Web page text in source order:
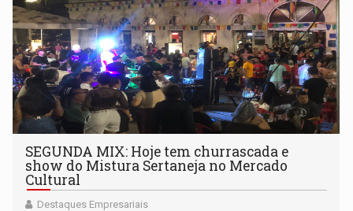
SEGUNDA MIX: Hoje tem churrascada e
show do Mistura Sertaneja no Mercado
Cultural
Destaques Empresariais